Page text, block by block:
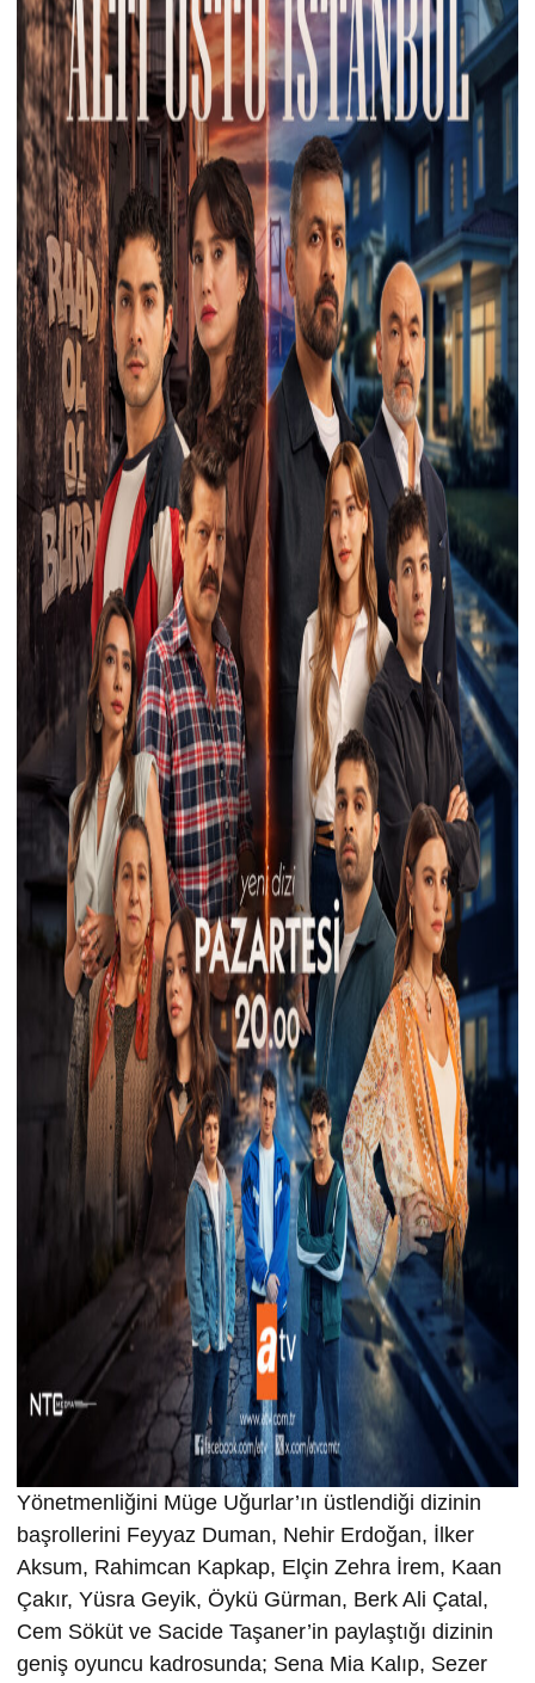
Yönetmenliğini Müge Uğurlar’ın üstlendiği dizinin
başrollerini Feyyaz Duman, Nehir Erdoğan, İlker
Aksum, Rahimcan Kapkap, Elçin Zehra İrem, Kaan
Çakır, Yüsra Geyik, Öykü Gürman, Berk Ali Çatal,
Cem Söküt ve Sacide Taşaner’in paylaştığı dizinin
geniş oyuncu kadrosunda; Sena Mia Kalıp, Sezer